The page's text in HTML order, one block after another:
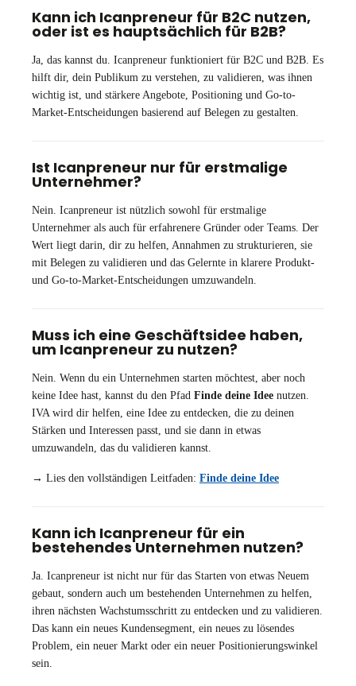
Kann ich Icanpreneur für B2C nutzen,
oder ist es hauptsächlich für B2B?
Ja, das kannst du. Icanpreneur funktioniert für B2C und B2B. Es
hilft dir, dein Publikum zu verstehen, zu validieren, was ihnen
wichtig ist, und stärkere Angebote, Positioning und Go-to-
Market-Entscheidungen basierend auf Belegen zu gestalten.
Ist Icanpreneur nur für erstmalige
Unternehmer?
Nein. Icanpreneur ist nützlich sowohl für erstmalige
Unternehmer als auch für erfahrenere Gründer oder Teams. Der
Wert liegt darin, dir zu helfen, Annahmen zu strukturieren, sie
mit Belegen zu validieren und das Gelernte in klarere Produkt-
und Go-to-Market-Entscheidungen umzuwandeln.
Muss ich eine Geschäftsidee haben,
um Icanpreneur zu nutzen?
Nein. Wenn du ein Unternehmen starten möchtest, aber noch
keine Idee hast, kannst du den Pfad Finde deine Idee nutzen.
IVA wird dir helfen, eine Idee zu entdecken, die zu deinen
Stärken und Interessen passt, und sie dann in etwas
umzuwandeln, das du validieren kannst.
→ Lies den vollständigen Leitfaden: Finde deine Idee
Kann ich Icanpreneur für ein
bestehendes Unternehmen nutzen?
Ja. Icanpreneur ist nicht nur für das Starten von etwas Neuem
gebaut, sondern auch um bestehenden Unternehmen zu helfen,
ihren nächsten Wachstumsschritt zu entdecken und zu validieren.
Das kann ein neues Kundensegment, ein neues zu lösendes
Problem, ein neuer Markt oder ein neuer Positionierungswinkel
sein.